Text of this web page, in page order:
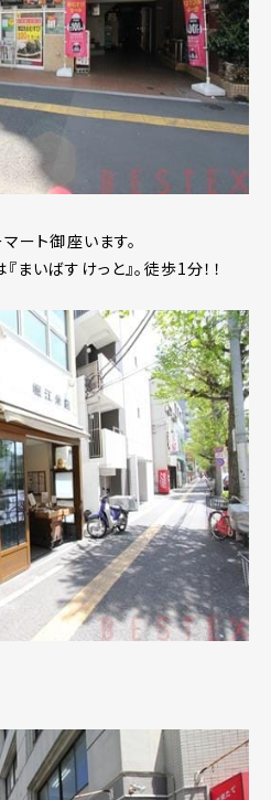
ート御座います。
いばすけっと』。徒歩1分！！